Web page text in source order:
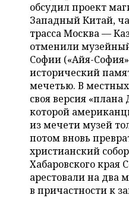
ФИГУРНОЕ КАТАНИЕ
ВОДНЫЕ ВИДЫ СПОРТА
ХОККЕЙ С МЯЧОМ
МЕДИЦИНА
ОБРАЗОВАНИЕ
ПРОИСШЕСТВИЯ
обсудил проект
Западный Китай,
трасса Москва —
отменили музейный
Софии («Айя-
исторический
мечетью. В
своя версия «плана
которой
из мечети музей
потом вновь
христианский
Хабаровского края
арестовали на два
в причастности к